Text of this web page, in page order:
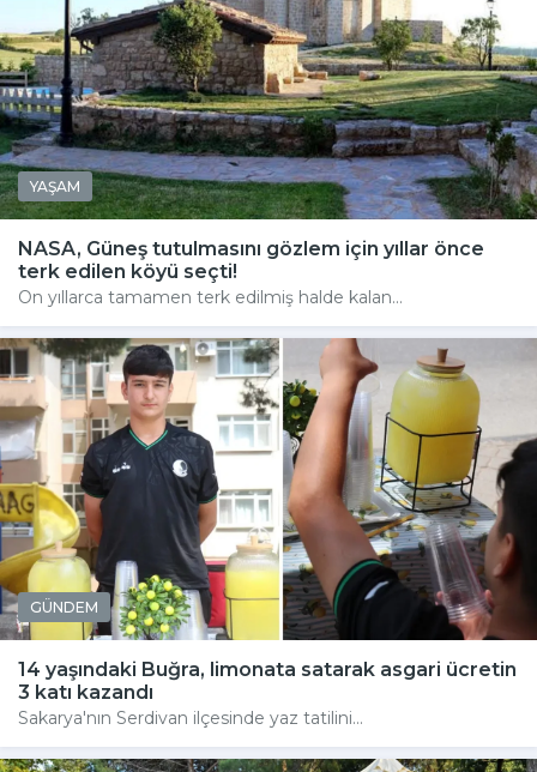
YAŞAM
NASA, Güneş tutulmasını gözlem için yıllar önce
terk edilen köyü seçti!
On yıllarca tamamen terk edilmiş halde kalan...
GÜNDEM
14 yaşındaki Buğra, limonata satarak asgari ücretin
3 katı kazandı
Sakarya'nın Serdivan ilçesinde yaz tatilini...